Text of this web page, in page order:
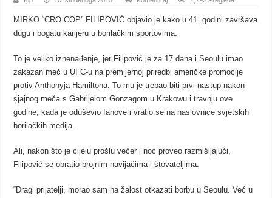
MIRKO “CRO COP” FILIPOVIĆ objavio je kako u 41. godini završava
dugu i bogatu karijeru u borilačkim sportovima.
To je veliko iznenađenje, jer Filipović je za 17 dana i Seoulu imao
zakazan meč u UFC-u na premijernoj priredbi američke promocije
protiv Anthonyja Hamiltona. To mu je trebao biti prvi nastup nakon
sjajnog meča s Gabrijelom Gonzagom u Krakowu i travnju ove
godine, kada je oduševio fanove i vratio se na naslovnice svjetskih
borilačkih medija.
Ali, nakon što je cijelu prošlu večer i noć proveo razmišljajući,
Filipović se obratio brojnim navijačima i štovateljima:
“Dragi prijatelji, morao sam na žalost otkazati borbu u Seoulu. Već u